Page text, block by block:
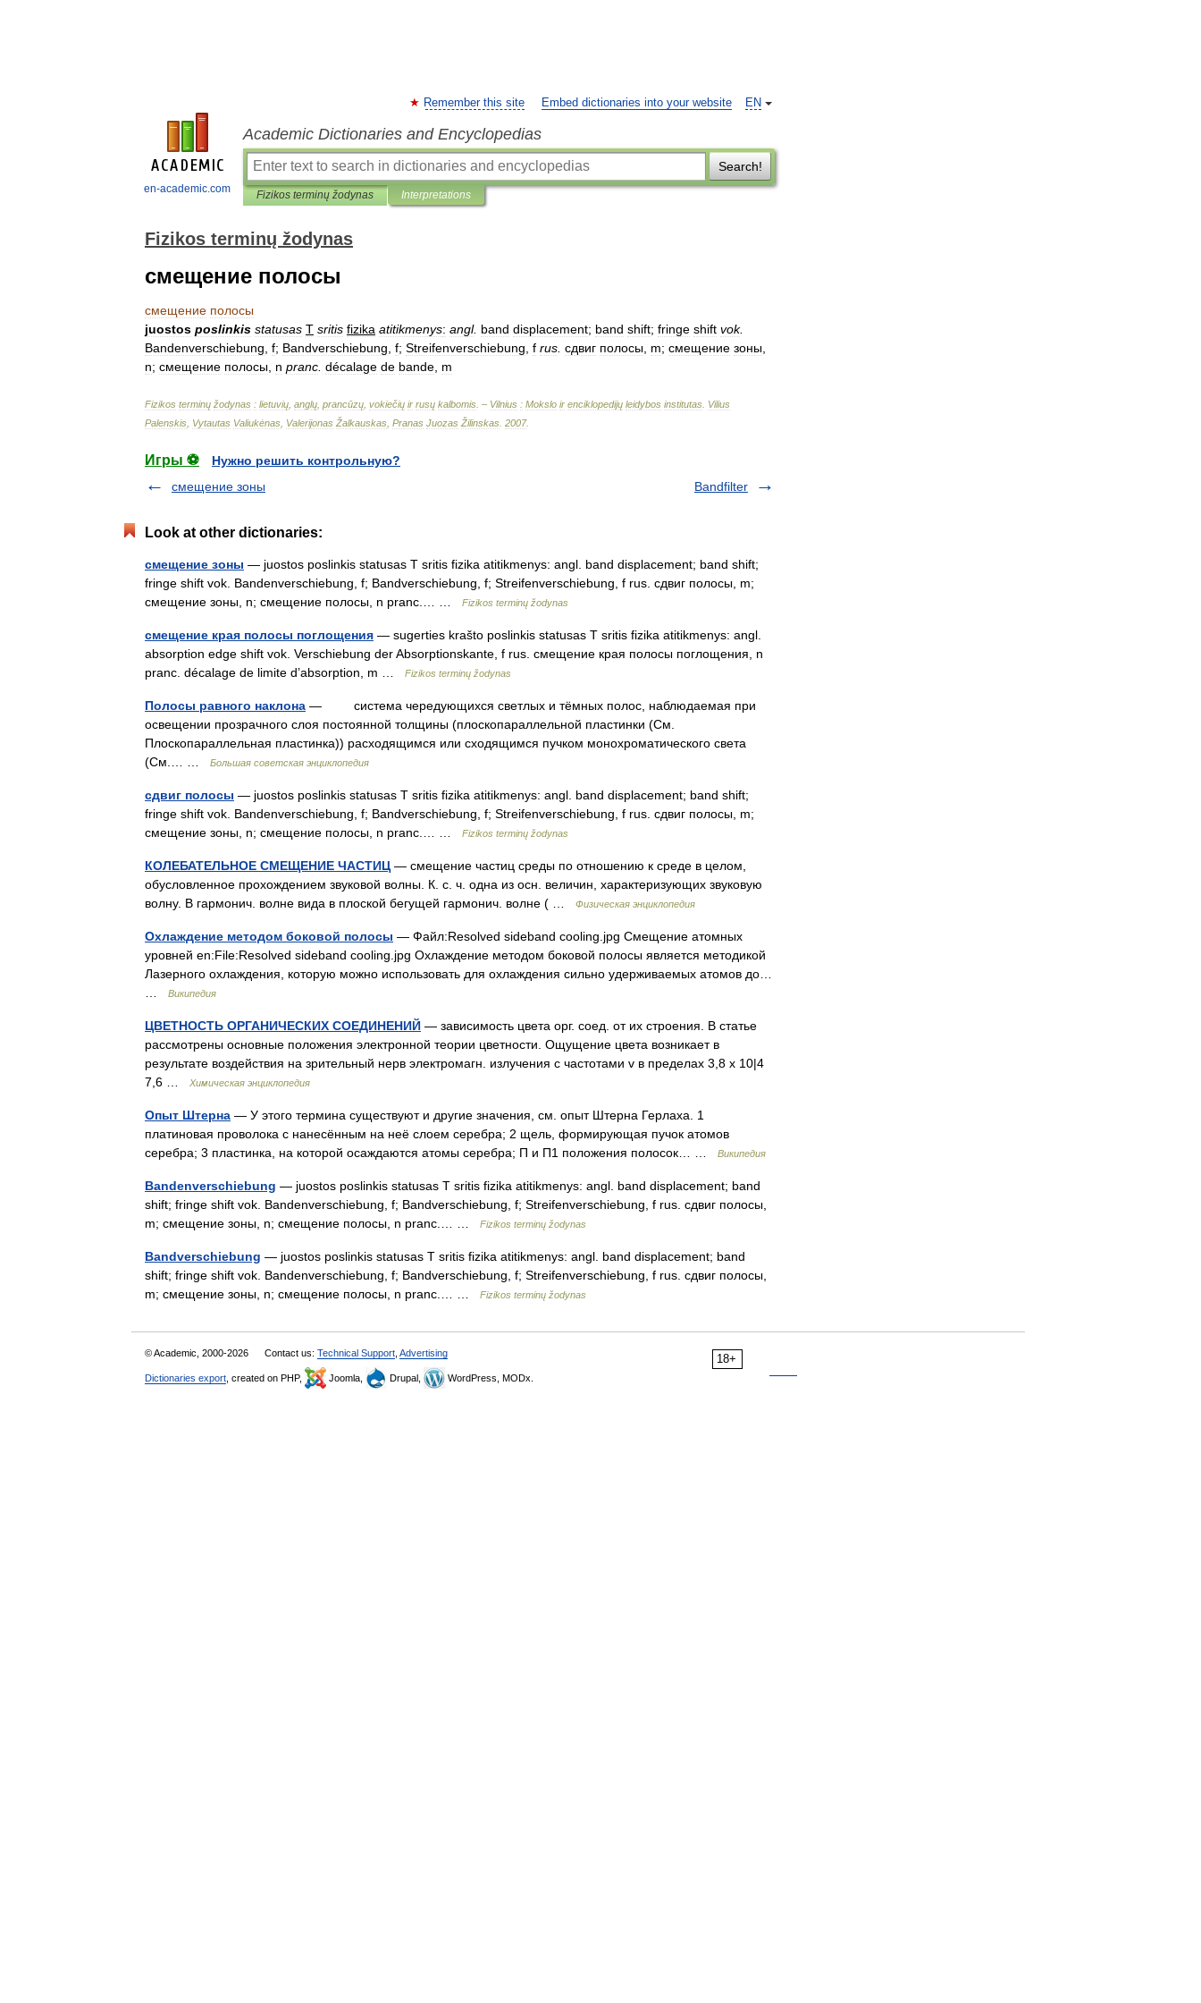
en-academic.com
EN
Remember this site Embed dictionaries into your website
Academic Dictionaries and Encyclopedias
Search!
Fizikos terminų žodynas Interpretations
Fizikos terminų žodynas
смещение полосы
смещение полосы
juostos poslinkis statusas T sritis fizika atitikmenys: angl. band displacement; band shift; fringe shift vok.
Bandenverschiebung f; Bandverschiebung f; Streifenverschiebung f rus сдвиг полосы m; смещение зоны
n; смещение полосы n pranc décalage de bande m
Fizikos terminų žodynas : lietuvių anglų prancūzų vokiečių ir rusų kalbomis . – Vilnius : Mokslo ir enciklopedijų leidybos institutas Vilius
Palenskis Vytautas Valiukėnas Valerijonas Žalkauskas Pranas Juozas Žilinskas 2007.
Игры ⚽
Нужно решить контрольную?
смещение зоны
Bandfilter
Look at other dictionaries:
смещение зоны — juostos poslinkis statusas T sritis fizika atitikmenys: angl. band displacement; band shift;
fringe shift vok. Bandenverschiebung, f; Bandverschiebung, f; Streifenverschiebung, f rus. сдвиг полосы, m;
смещение зоны, n; смещение полосы, n pranc.… …
Fizikos terminų žodynas
смещение края полосы поглощения — sugerties krašto poslinkis statusas T sritis fizika atitikmenys: angl.
absorption edge shift vok. Verschiebung der Absorptionskante, f rus. смещение края полосы поглощения, n
pranc. décalage de limite d’absorption, m …
Fizikos terminų žodynas
Полосы равного наклона — система чередующихся светлых и тёмных полос, наблюдаемая при
освещении прозрачного слоя постоянной толщины (плоскопараллельной пластинки (См.
Плоскопараллельная пластинка)) расходящимся или сходящимся пучком монохроматического света
(См.… …
Большая советская энциклопедия
сдвиг полосы — juostos poslinkis statusas T sritis fizika atitikmenys: angl. band displacement; band shift;
fringe shift vok. Bandenverschiebung, f; Bandverschiebung, f; Streifenverschiebung, f rus. сдвиг полосы, m;
смещение зоны, n; смещение полосы, n pranc.… …
Fizikos terminų žodynas
КОЛЕБАТЕЛЬНОЕ СМЕЩЕНИЕ ЧАСТИЦ — смещение частиц среды по отношению к среде в целом,
обусловленное прохождением звуковой волны. К. с. ч. одна из осн. величин, характеризующих звуковую
волну. В гармонич. волне вида в плоской бегущей гармонич. волне ( …
Физическая энциклопедия
Охлаждение методом боковой полосы — Файл:Resolved sideband cooling.jpg Смещение атомных
уровней en:File:Resolved sideband cooling.jpg Охлаждение методом боковой полосы является методикой
Лазерного охлаждения, которую можно использовать для охлаждения сильно удерживаемых атомов до…
Википедия
ЦВЕТНОСТЬ ОРГАНИЧЕСКИХ СОЕДИНЕНИЙ — зависимость цвета орг. соед. от их строения. В статье
рассмотрены основные положения электронной теории цветности. Ощущение цвета возникает в
результате воздействия на зрительный нерв электромагн. излучения с частотами v в пределах 3,8 х 10|4
7,6 …
Химическая энциклопедия
Опыт Штерна — У этого термина существуют и другие значения, см. опыт Штерна Герлаха. 1
платиновая проволока с нанесённым на неё слоем серебра; 2 щель, формирующая пучок атомов
серебра; 3 пластинка, на которой осаждаются атомы серебра; П и П1 положения полосок… …
Википедия
Bandenverschiebung — juostos poslinkis statusas T sritis fizika atitikmenys: angl. band displacement; band
shift; fringe shift vok. Bandenverschiebung, f; Bandverschiebung, f; Streifenverschiebung, f rus. сдвиг полосы,
m; смещение зоны, n; смещение полосы, n pranc.… …
Fizikos terminų žodynas
Bandverschiebung — juostos poslinkis statusas T sritis fizika atitikmenys: angl. band displacement; band
shift; fringe shift vok. Bandenverschiebung, f; Bandverschiebung, f; Streifenverschiebung, f rus. сдвиг полосы,
m; смещение зоны, n; смещение полосы, n pranc.… …
Fizikos terminų žodynas
18+
© Academic, 2000-2026 Contact us: Technical Support Advertising
Dictionaries export , created on PHP, Joomla, Drupal, WordPress, MODx.